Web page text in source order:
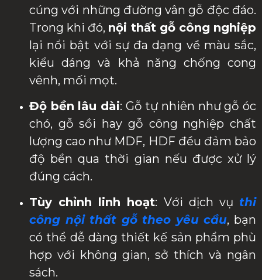
cúng với những đường vân gỗ độc đáo.
Trong khi đó, nội thất gỗ công nghiệp
lại nổi bật với sự đa dạng về màu sắc,
kiểu dáng và khả năng chống cong
vênh, mối mọt.
Độ bền lâu dài: Gỗ tự nhiên như gỗ óc
chó, gỗ sồi hay gỗ công nghiệp chất
lượng cao như MDF, HDF đều đảm bảo
độ bền qua thời gian nếu được xử lý
đúng cách.
Tùy chỉnh linh hoạt: Với dịch vụthi
công nội thất gỗ theo yêu cầu, bạn
có thể dễ dàng thiết kế sản phẩm phù
hợp với không gian, sở thích và ngân
sách.